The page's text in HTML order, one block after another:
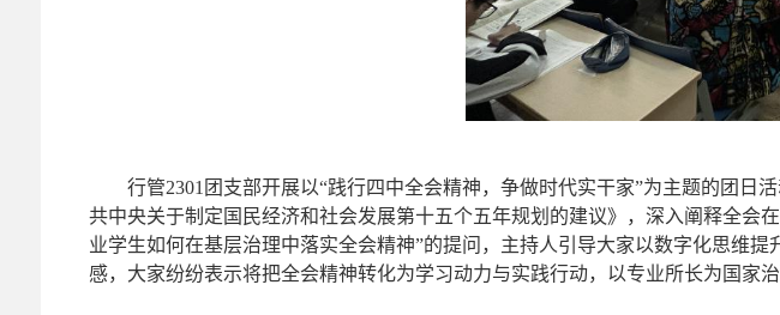
行管2301团支部开展以“践行四中全会精神，争做时代实干家”为主题的团
共中央关于制定国民经济和社会发展第十五个五年规划的建议》，深入阐释全会
业学生如何在基层治理中落实全会精神”的提问，主持人引导大家以数字化思维
感，大家纷纷表示将把全会精神转化为学习动力与实践行动，以专业所长为国家治